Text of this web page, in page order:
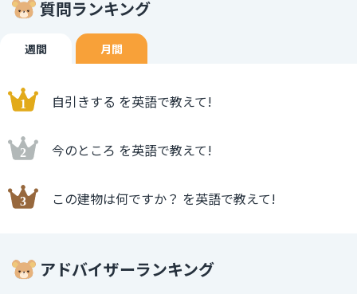
質問ランキング
週間 月間
自引きする を英語で教えて!
今のところ を英語で教えて!
この建物は何ですか？ を英語で教えて!
アドバイザーランキング